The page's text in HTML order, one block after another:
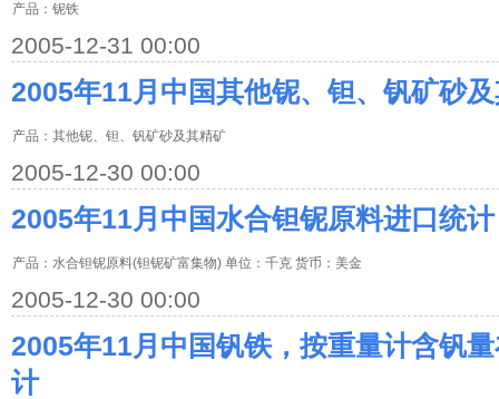
产品：铌铁
2005-12-31 00:00
2005年11月中国其他铌、钽、钒矿砂
产品：其他铌、钽、钒矿砂及其精矿
2005-12-30 00:00
2005年11月中国水合钽铌原料进口统计
产品：水合钽铌原料(钽铌矿富集物) 单位：千克 货币：美金
2005-12-30 00:00
2005年11月中国钒铁，按重量计含钒
计